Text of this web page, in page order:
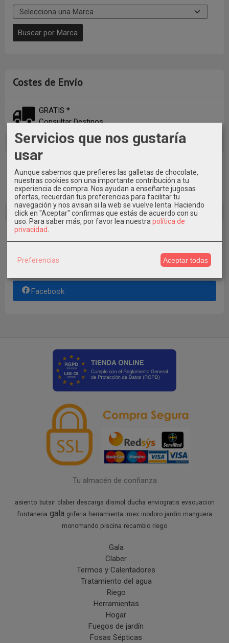
Costes de Envío
GRATIS *
Consultar Destinos
Tu Carrito (0)
El carrito de la compra está vacío
Redes Sociales
Instagram
Facebook
Tu almacén de confianza
asiento butsir claber descarga dismol ducha enviogratis evacuacion
fontaneria gala griferia herramienta imex inodoro jardin manguera
monomando piscina recambio riego
Gala
Claber
Termos y Calentadores
Tratamiento del agua
Riego
Herramientas
Hogar
Fuegos de jardín
Fosas Sépticas
Servicios que nos gustaría
usar
Aunque sabemos que prefieres las galletas de chocolate,
nuestras cookies son una importante contribución a tu
experiencia de compra. Nos ayudan a enseñarte jugosas
ofertas, recuerdan tus preferencias para facilitar tu
navegación y nos avisan si la web se vuelve lenta. Haciendo
click en "Aceptar" confirmas que estás de acuerdo con su
uso. Para saber más, por favor lea nuestra política de
privacidad
Preferencias Aceptar todas